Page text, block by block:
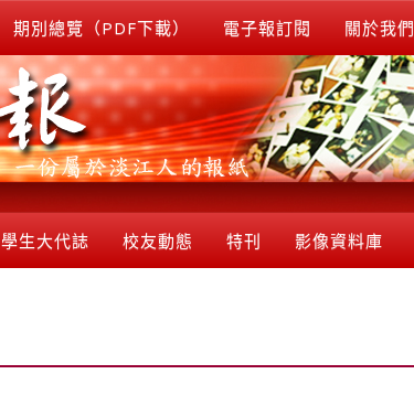
期別總覽（PDF下載） 電子報訂閱 關於我們
學生大代誌 校友動態 特刊 影像資料庫